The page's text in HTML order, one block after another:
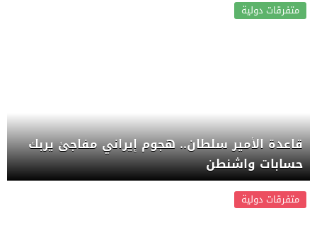
متفرقات دولية
قاعدة الأمير سلطان.. هجوم إيراني مفاجئ يربك
حسابات واشنطن
متفرقات دولية